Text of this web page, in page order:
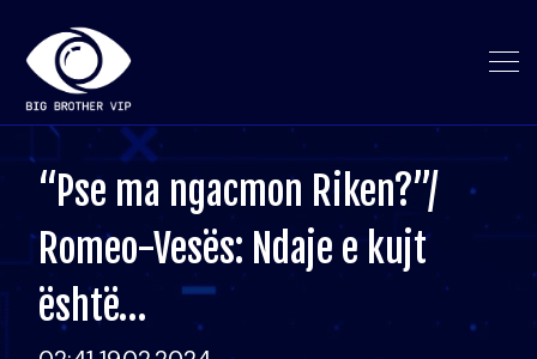
“Pse ma ngacmon Riken?”/
Romeo-Vesës: Ndaje e kujt
është…